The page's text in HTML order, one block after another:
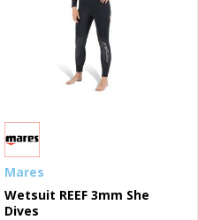
Mares
Wetsuit REEF 3mm She
Dives